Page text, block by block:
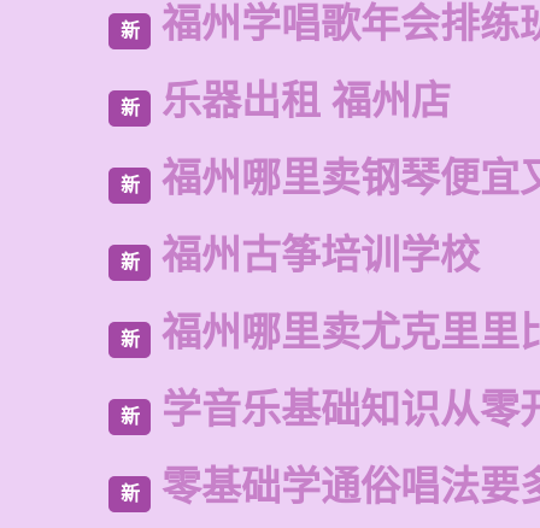
新 福州学唱歌年会排练
新 乐器出租 福州店
新 福州哪里卖钢琴便宜
新 福州古筝培训学校
新 福州哪里卖尤克里里
新 学音乐基础知识从零
新 零基础学通俗唱法要